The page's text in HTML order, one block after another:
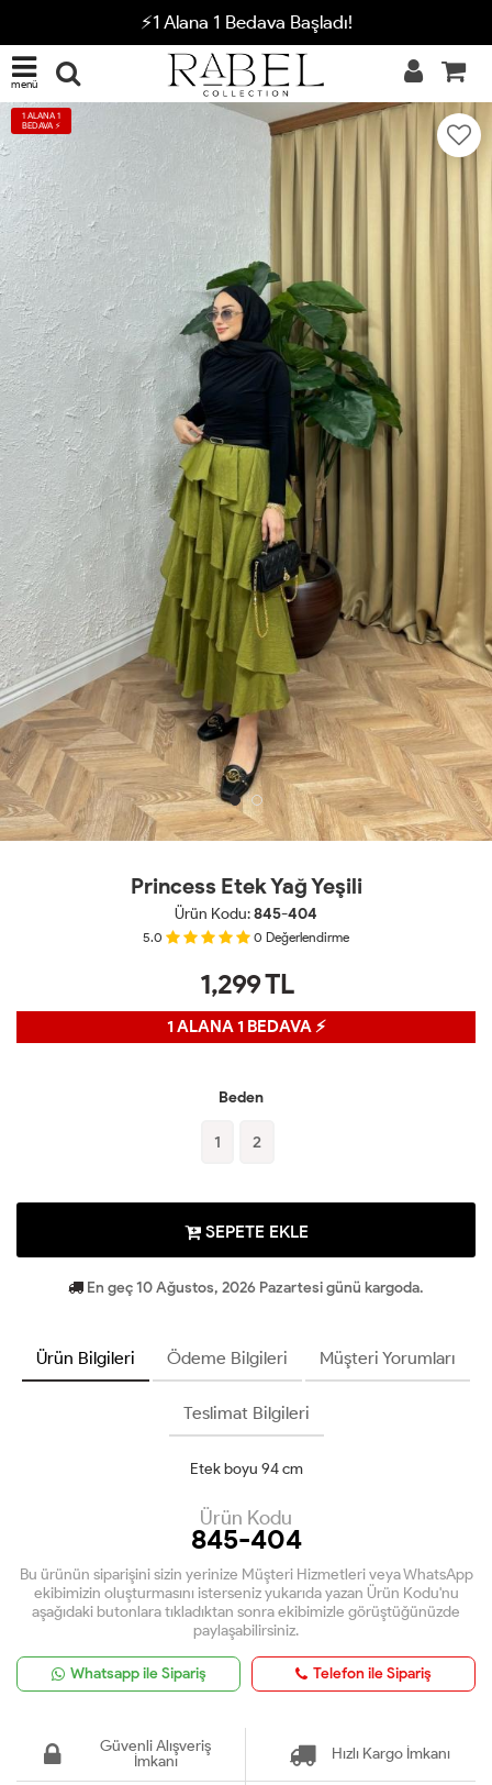
⚡1 Alana 1 Bedava Başladı!
menü
1 ALANA 1
BEDAVA ⚡
Princess Etek Yağ Yeşili
Ürün Kodu:845-404
5.0 0 Değerlendirme
1,299TL
1 ALANA 1 BEDAVA ⚡
Beden
1 2
SEPETE EKLE
En geç 10 Ağustos, 2026 Pazartesi günü kargoda.
Ürün Bilgileri Ödeme Bilgileri Müşteri Yorumları
Teslimat Bilgileri
Etek boyu 94 cm
Ürün Kodu
845-404
Bu ürünün siparişini sizin yerinize Müşteri Hizmetleri veya WhatsApp
ekibimizin oluşturmasını isterseniz yukarıda yazan Ürün Kodu'nu
aşağıdaki butonlara tıkladıktan sonra ekibimizle görüştüğünüzde
paylaşabilirsiniz.
Whatsapp ile Sipariş Telefon ile Sipariş
Güvenli Alışveriş
İmkanı
Hızlı Kargo İmkanı